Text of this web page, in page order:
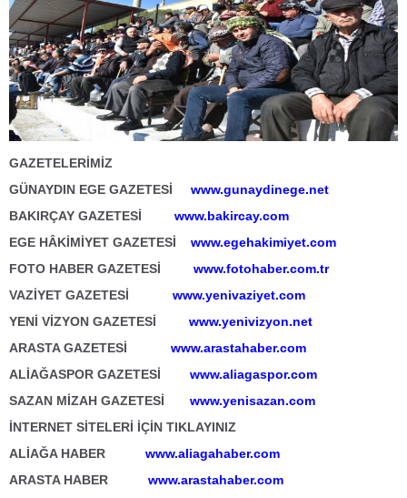
GAZETELERİMİZ
GÜNAYDIN EGE GAZETESİ
www.gunaydinege.net
BAKIRÇAY GAZETESİ www.bakircay.com
EGE HÂKİMİYET GAZETESİ
www.egehakimiyet.com
FOTO HABER GAZETESİ
www.fotohaber.com.tr
VAZİYET GAZETESİ www.yenivaziyet.com
YENİ VİZYON GAZETESİ
www.yenivizyon.net
ARASTA GAZETESİ www.arastahaber.com
ALİAĞASPOR GAZETESİ
www.aliagaspor.com
SAZAN MİZAH GAZETESİ
www.yenisazan.com
İNTERNET SİTELERİ İÇİN TIKLAYINIZ
ALİAĞA HABER www.aliagahaber.com
ARASTA HABER www.arastahaber.com